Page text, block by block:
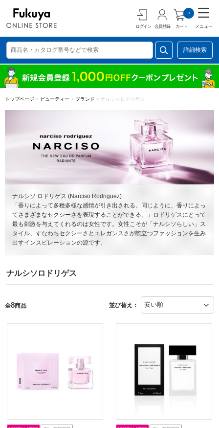
ログイン 会員登録 カート
0
メニュー
詳細検索
トップページ > ビューティー > ブランド > ナルシソロドリゲス
ナルシソ ロドリゲス (Narciso Rodriguez)
「香りによって多種多様な感情が引き出される。同じように、香りによっ
てさまざまなセクシーさを表現することができる。」ロドリゲスにとって
最も刺激を与えてくれるのは女性です。女性こそが「ナルシソらしい」ス
タイル、すなわちセクシーさとエレガンスさが際立つファッションを生み
出すインスピレーションの源です。
ナルシソロドリゲス
全8商品 並び替え：